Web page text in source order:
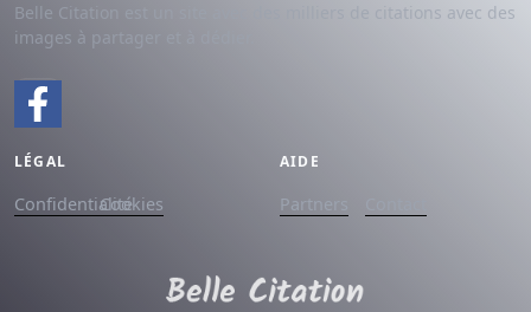
Belle Citation est un site avec des milliers de citations avec des
images à partager et à dédier.
LÉGAL
ConfidentialitéCookies
AIDE
Partners